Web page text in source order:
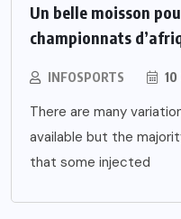
Un belle moisson
championnats
INFOSPORTS 10
There are many
available but the
that some injected